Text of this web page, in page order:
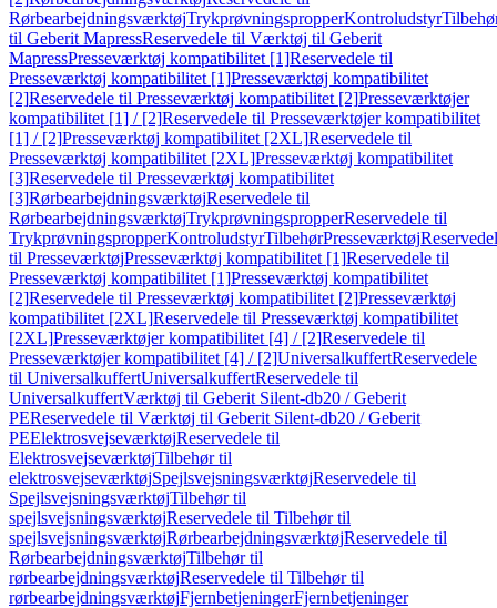
RørbearbejdningsværktøjTrykprøvningspropperKontroludstyr
til Geberit MapressReservedele til Værktøj til Geberit
MapressPresseværktøj kompatibilitet [1]Reservedele til
Presseværktøj kompatibilitet [1]Presseværktøj kompatibilitet
[2]Reservedele til Presseværktøj kompatibilitet [2]Presseværktøjer
kompatibilitet [1] / [2]Reservedele til Presseværktøjer kompatibilitet
[1] / [2]Presseværktøj kompatibilitet [2XL]Reservedele til
Presseværktøj kompatibilitet [2XL]Presseværktøj kompatibilitet
[3]Reservedele til Presseværktøj kompatibilitet
[3]RørbearbejdningsværktøjReservedele til
RørbearbejdningsværktøjTrykprøvningspropperReservedele til
TrykprøvningspropperKontroludstyrTilbehørPresseværktøj
til PresseværktøjPresseværktøj kompatibilitet [1]Reservedele til
Presseværktøj kompatibilitet [1]Presseværktøj kompatibilitet
[2]Reservedele til Presseværktøj kompatibilitet [2]Presseværktøj
kompatibilitet [2XL]Reservedele til Presseværktøj kompatibilitet
[2XL]Presseværktøjer kompatibilitet [4] / [2]Reservedele til
Presseværktøjer kompatibilitet [4] / [2]UniversalkuffertReservedele
til UniversalkuffertUniversalkuffertReservedele til
UniversalkuffertVærktøj til Geberit Silent-db20 / Geberit
PEReservedele til Værktøj til Geberit Silent-db20 / Geberit
PEElektrosvejseværktøjReservedele til
ElektrosvejseværktøjTilbehør til
elektrosvejseværktøjSpejlsvejsningsværktøjReservedele til
SpejlsvejsningsværktøjTilbehør til
spejlsvejsningsværktøjReservedele til Tilbehør til
spejlsvejsningsværktøjRørbearbejdningsværktøjReservedele til
RørbearbejdningsværktøjTilbehør til
rørbearbejdningsværktøjReservedele til Tilbehør til
rørbearbejdningsværktøjFjernbetjeningerFjernbetjeninger